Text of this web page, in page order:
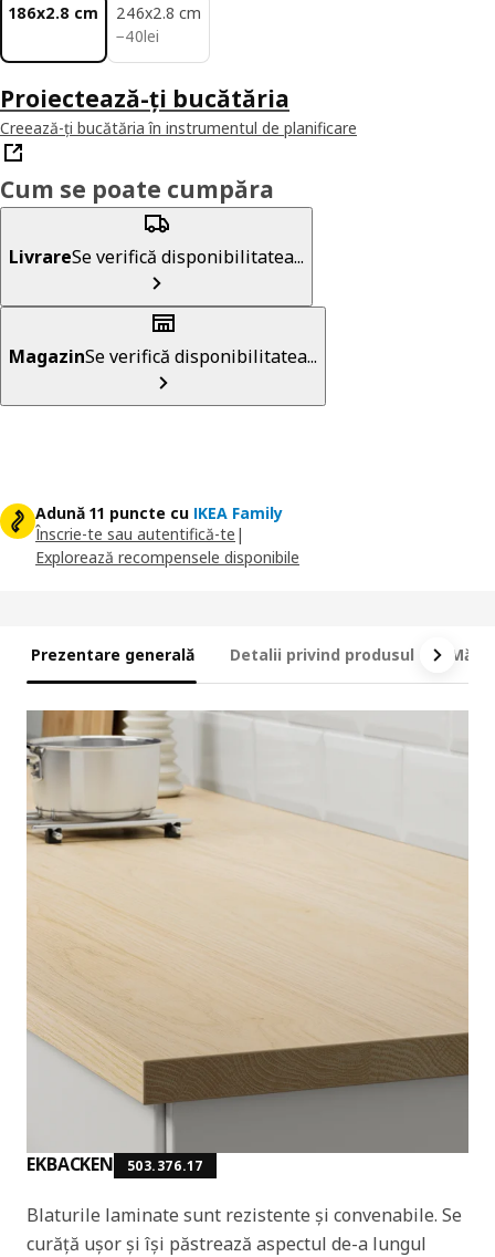
186x2.8 cm
246x2.8 cm
−40lei
40lei
Proiectează-ți bucătăria
Creează-ți bucătăria în instrumentul de planificare
Cum se poate cumpăra
LivrareSe verifică disponibilitatea...
MagazinSe verifică disponibilitatea...
Adună 11 puncte cu IKEA Family
Înscrie-te sau autentifică-te |
Explorează recompensele disponibile
Prezentare generală Detalii privind produsul
EKBACKEN 503.376.17
Blaturile laminate sunt rezistente și convenabile. Se
curăță ușor și își păstrează aspectul de-a lungul